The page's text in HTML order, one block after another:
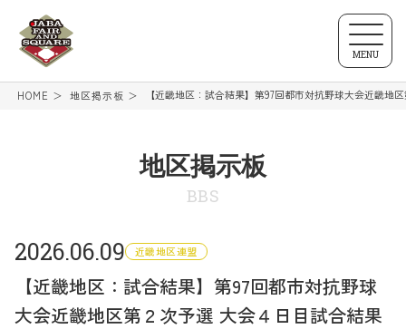
MENU
HOME 地区掲示板 【近畿地区：試合結果】第97回都市対抗野球大会近畿地
地区掲示板
BBS
2026.06.09 近畿地区連盟
【近畿地区：試合結果】第97回都市対抗野球
大会近畿地区第２次予選 大会４日目試合結果